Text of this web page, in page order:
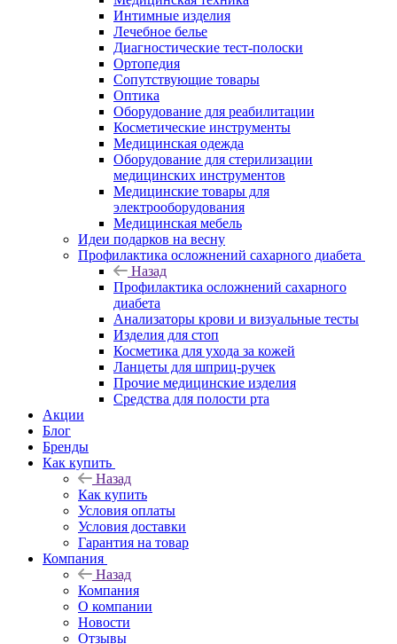
Интимные изделия
Лечебное белье
Диагностические тест-полоски
Ортопедия
Сопутствующие товары
Оптика
Оборудование для реабилитации
Косметические инструменты
Медицинская одежда
Оборудование для стерилизации
медицинских инструментов
Медицинские товары для
электрооборудования
Медицинская мебель
Идеи подарков на весну
Профилактика осложнений сахарного диабета
Назад
Профилактика осложнений сахарного
диабета
Анализаторы крови и визуальные тесты
Изделия для стоп
Косметика для ухода за кожей
Ланцеты для шприц-ручек
Прочие медицинские изделия
Средства для полости рта
Акции
Блог
Бренды
Как купить
Назад
Как купить
Условия оплаты
Условия доставки
Гарантия на товар
Компания
Назад
Компания
О компании
Новости
Отзывы